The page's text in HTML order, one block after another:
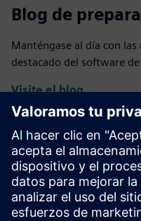
Blog de
Manténgase al día con
destacado del software
Visite el blog
Comunidad de
procesos
Únase a la conversación y
preguntas sobre el